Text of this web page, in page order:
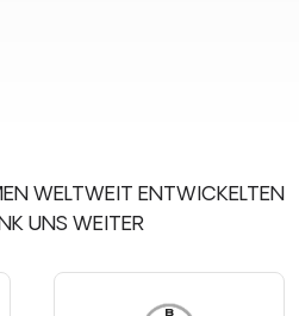
WELTWEIT ENTWICKELTEN
UNS WEITER